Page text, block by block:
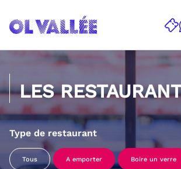
LES
Type de restaurant
Tous A emporter Boire un verre